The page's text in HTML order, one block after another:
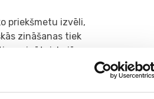
priekšmetu izvēli,
zināšanas tiek
zinātniskajās
māksla,